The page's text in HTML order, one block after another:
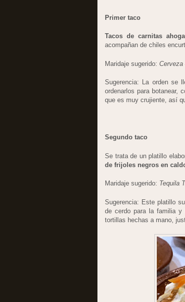
Primer taco
Tacos de carnitas
acompañan de chiles
Maridaje sugerido: Cerveza
Sugerencia: La orden se
ordenarlos para botanear,
que es muy crujiente, así
Segundo taco
Se trata de un platillo
de frijoles negros en
Maridaje sugerido: Tequila
Sugerencia: Este platillo
de cerdo para la familia y
tortillas hechas a mano,